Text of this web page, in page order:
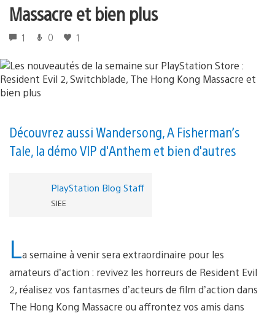
Massacre et bien plus
1 0 1
Découvrez aussi Wandersong, A Fisherman’s
Tale, la démo VIP d'Anthem et bien d'autres
PlayStation Blog Staff
SIEE
La semaine à venir sera extraordinaire pour les
amateurs d’action : revivez les horreurs de Resident Evil
2, réalisez vos fantasmes d’acteurs de film d’action dans
The Hong Kong Massacre ou affrontez vos amis dans